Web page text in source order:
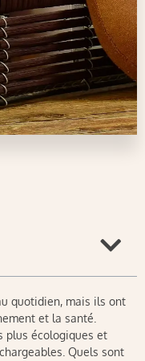
quotidien, mais ils ont
et la santé.
plus écologiques et
Quels sont